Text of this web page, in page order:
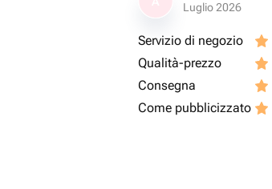
Luglio 2026
Servizio di negozio
Qualità-prezzo
Consegna
Come pubblicizzato